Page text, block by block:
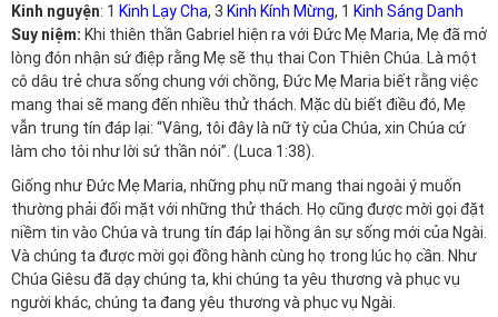
Kinh nguyện: 1 Kinh Lạy Cha, 3 Kinh Kính Mừng, 1 Kinh Sáng Danh
Suy niệm: Khi thiên thần Gabriel hiện ra với Đức Mẹ Maria, Mẹ đã mở
lòng đón nhận sứ điệp rằng Mẹ sẽ thụ thai Con Thiên Chúa. Là một
cô dâu trẻ chưa sống chung với chồng, Đức Mẹ Maria biết rằng việc
mang thai sẽ mang đến nhiều thử thách. Mặc dù biết điều đó, Mẹ
vẫn trung tín đáp lại: “Vâng, tôi đây là nữ tỳ của Chúa, xin Chúa cứ
làm cho tôi như lời sứ thần nói”. (Luca 1:38).
Giống như Đức Mẹ Maria, những phụ nữ mang thai ngoài ý muốn
thường phải đối mặt với những thử thách. Họ cũng được mời gọi đặt
niềm tin vào Chúa và trung tín đáp lại hồng ân sự sống mới của Ngài.
Và chúng ta được mời gọi đồng hành cùng họ trong lúc họ cần. Như
Chúa Giêsu đã dạy chúng ta, khi chúng ta yêu thương và phục vụ
người khác, chúng ta đang yêu thương và phục vụ Ngài.